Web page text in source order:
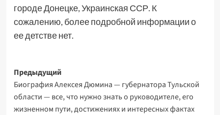
городе Донецке, Украинская ССР. К
сожалению, более подробной информации о
ее детстве нет.
Навигация
записи
Предыдущий
Биография Алексея Дюмина — губернатора Тульской
области — все, что нужно знать о руководителе, его
жизненном пути, достижениях и интересных фактах